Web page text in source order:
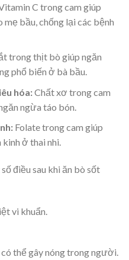
C trong cam giúp
bầu, chống lại các bệnh
trong thịt bò giúp ngăn
phổ biến ở bà bầu.
hóa:Chất xơ trong cam
ngừa táo bón.
Folate trong cam giúp
ở thai nhi.
điều sau khi ăn bò sốt
vi khuẩn.
thể gây nóng trong người.